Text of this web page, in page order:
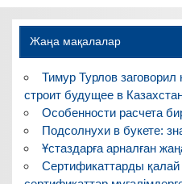
Жаңа мақалалар
Тимур Турлов заговорил
строит будущее в
Особенности расчета
Подсолнухи в букете:
Ұстаздарға арналған
Сертификаттарды қалай